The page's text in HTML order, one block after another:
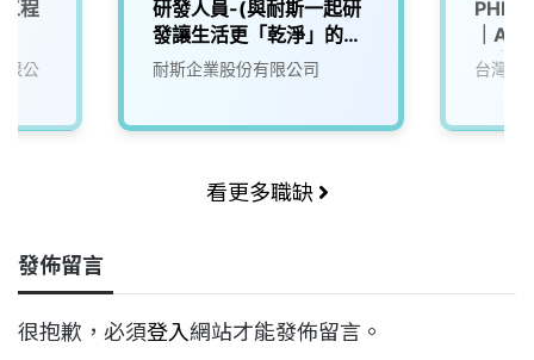
程
限公
研發人員-(與耐斯一起研
發讓生活更「乾淨」的未
來)2
耐斯企業股份有限公司
PHP
｜AI
平台
台灣心
看更多職缺
發佈留言
很抱歉，必須登入網站才能發佈留言。